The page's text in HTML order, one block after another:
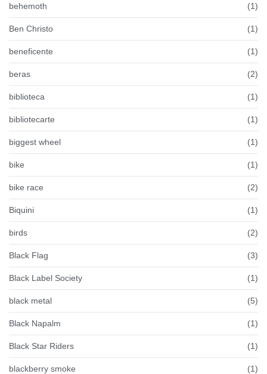
behemoth (1)
Ben Christo (1)
beneficente (1)
beras (2)
biblioteca (1)
bibliotecarte (1)
biggest wheel (1)
bike (1)
bike race (2)
Biquini (1)
birds (2)
Black Flag (3)
Black Label Society (1)
black metal (5)
Black Napalm (1)
Black Star Riders (1)
blackberry smoke (1)